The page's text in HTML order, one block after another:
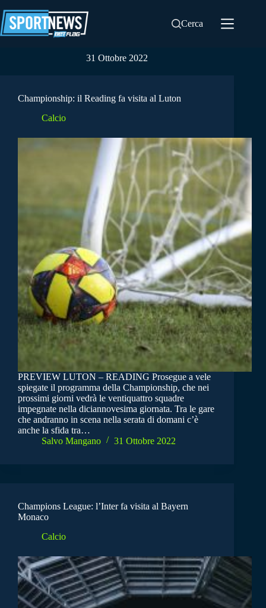
al
contenuto
Cerca
31 Ottobre 2022
Championship: il Reading fa visita al Luton
Calcio
PREVIEW LUTON – READING Prosegue a vele
spiegate il programma della Championship, che nei
prossimi giorni vedrà le ventiquattro squadre
impegnate nella diciannovesima giornata. Tra le gare
che andranno in scena nella serata di domani c’è
anche la sfida tra…
Salvo Mangano
31 Ottobre 2022
Champions League: l’Inter fa visita al Bayern
Monaco
Calcio